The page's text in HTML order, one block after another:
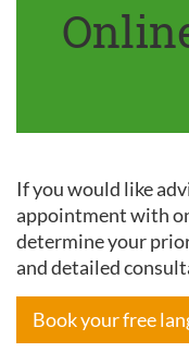
If you would like
appointment with
determine your
and detailed
Book your free